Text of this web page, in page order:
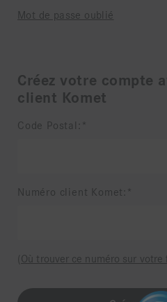
Mot de passe oublié
Créez votre compte
client Komet
Code Postal:
Numéro client Komet:
(Où trouver ce numéro sur votre